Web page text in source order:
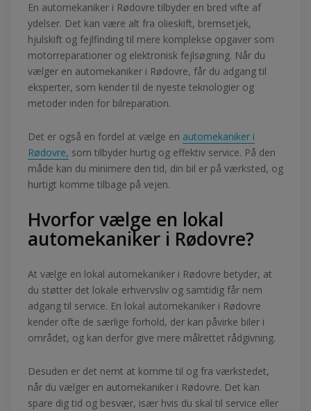
En automekaniker i Rødovre tilbyder en bred vifte af
ydelser. Det kan være alt fra olieskift, bremsetjek,
hjulskift og fejlfinding til mere komplekse opgaver som
motorreparationer og elektronisk fejlsøgning. Når du
vælger en automekaniker i Rødovre, får du adgang til
eksperter, som kender til de nyeste teknologier og
metoder inden for bilreparation.
Det er også en fordel at vælge en automekaniker i
Rødovre, som tilbyder hurtig og effektiv service. På den
måde kan du minimere den tid, din bil er på værksted, og
hurtigt komme tilbage på vejen.
Hvorfor vælge en lokal
automekaniker i Rødovre?
At vælge en lokal automekaniker i Rødovre betyder, at
du støtter det lokale erhvervsliv og samtidig får nem
adgang til service. En lokal automekaniker i Rødovre
kender ofte de særlige forhold, der kan påvirke biler i
området, og kan derfor give mere målrettet rådgivning.
Desuden er det nemt at komme til og fra værkstedet,
når du vælger en automekaniker i Rødovre. Det kan
spare dig tid og besvær, især hvis du skal til service eller